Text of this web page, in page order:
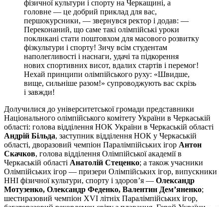
фізичної культури і спорту на Черкащині, а
головне — це добрий приклад для вас,
першокурсники, — звернувся ректор і додав: —
Переконаний, що саме такі олімпійські уроки
покликані стати поштовхом для масового розвитку
фізкультури і спорту! Зичу всім студентам
наполегливості і наснаги, удачі та підкорення
нових спортивних висот, вдалих стартів і перемог!
Нехай принципи олімпійського руху: «Швидше,
вище, сильніше разом!» супроводжують вас скрізь
і завжди!
Долучилися до університетської громади представники
Національного олімпійського комітету України в Черкаській
області: голова відділення НОК України в Черкаській області
Андрій Більда, заступник відділення НОК у Черкаській
області, дворазовий чемпіон Паралімпійських ігор Антон
Скачков, голова відділення Олімпійської академії в
Черкаській області Анатолій Стеценко; а також учасники
Олімпійських ігор — призери Олімпійських ігор, випускники
ННІ фізичної культури, спорту і здоров’я — Олександр
Мотузенко, Олександр Феденко, Валентин Дем’яненко;
шестиразовий чемпіон XVI літніх Паралімпійських ігор,